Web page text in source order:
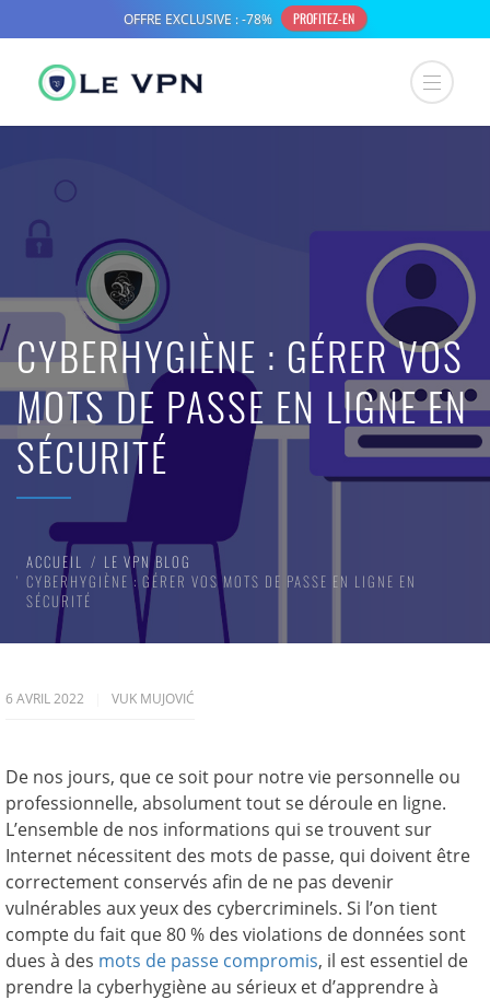
CYBERHYGIÈNE : GÉRER VOS
MOTS DE PASSE EN LIGNE EN
SÉCURITÉ
ACCUEIL
LE VPN BLOG
CYBERHYGIÈNE : GÉRER VOS MOTS DE PASSE EN LIGNE EN
SÉCURITÉ
6 AVRIL 2022 VUK MUJOVIĆ
De nos jours, que ce soit pour notre vie personnelle ou
professionnelle, absolument tout se déroule en ligne.
L’ensemble de nos informations qui se trouvent sur
Internet nécessitent des mots de passe, qui doivent être
correctement conservés afin de ne pas devenir
vulnérables aux yeux des cybercriminels. Si l’on tient
compte du fait que 80 % des violations de données sont
dues à des mots de passe compromis, il est essentiel de
prendre la cyberhygiène au sérieux et d’apprendre à